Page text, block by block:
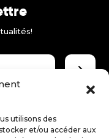
utilisons des
et/ou accéder aux
ES